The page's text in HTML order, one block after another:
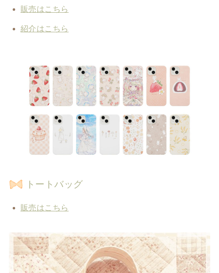
販売はこちら
紹介はこちら
トートバッグ
販売はこちら